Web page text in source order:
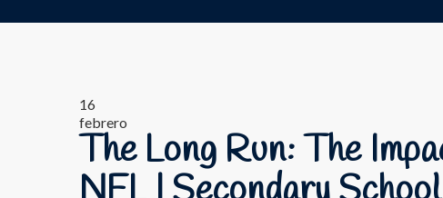
16
febrero
The Long Run: The